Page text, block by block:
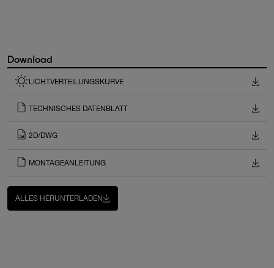
Download
LICHTVERTEILUNGSKURVE
TECHNISCHES DATENBLATT
2D/DWG
MONTAGEANLEITUNG
ALLES HERUNTERLADEN